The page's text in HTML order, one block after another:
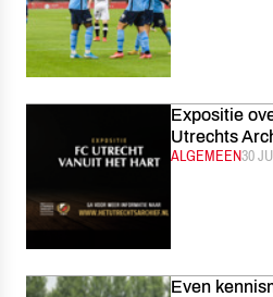
Expositie
Utrechts
CATEGORIE:
ALGEMEEN30
Even